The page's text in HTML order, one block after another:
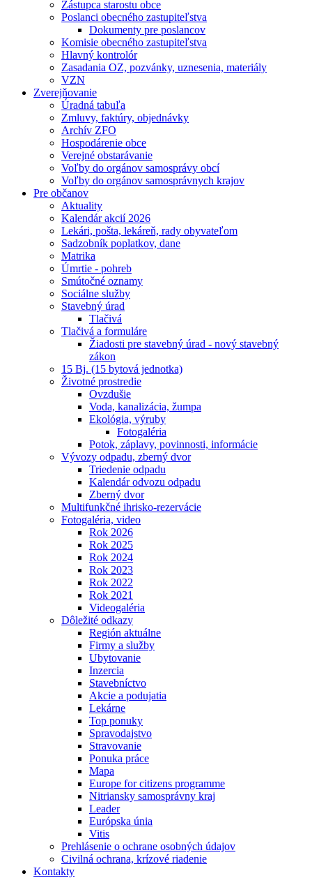
Zástupca starostu obce
Poslanci obecného zastupiteľstva
Dokumenty pre poslancov
Komisie obecného zastupiteľstva
Hlavný kontrolór
Zasadania OZ, pozvánky, uznesenia, materiály
VZN
Zverejňovanie
Úradná tabuľa
Zmluvy, faktúry, objednávky
Archív ZFO
Hospodárenie obce
Verejné obstarávanie
Voľby do orgánov samosprávy obcí
Voľby do orgánov samosprávnych krajov
Pre občanov
Aktuality
Kalendár akcií 2026
Lekári, pošta, lekáreň, rady obyvateľom
Sadzobník poplatkov, dane
Matrika
Úmrtie - pohreb
Smútočné oznamy
Sociálne služby
Stavebný úrad
Tlačivá
Tlačivá a formuláre
Žiadosti pre stavebný úrad - nový stavebný
zákon
15 Bj. (15 bytová jednotka)
Životné prostredie
Ovzdušie
Voda, kanalizácia, žumpa
Ekológia, výruby
Fotogaléria
Potok, záplavy, povinnosti, informácie
Vývozy odpadu, zberný dvor
Triedenie odpadu
Kalendár odvozu odpadu
Zberný dvor
Multifunkčné ihrisko-rezervácie
Fotogaléria, video
Rok 2026
Rok 2025
Rok 2024
Rok 2023
Rok 2022
Rok 2021
Videogaléria
Dôležité odkazy
Región aktuálne
Firmy a služby
Ubytovanie
Inzercia
Stavebníctvo
Akcie a podujatia
Lekárne
Top ponuky
Spravodajstvo
Stravovanie
Ponuka práce
Mapa
Europe for citizens programme
Nitriansky samosprávny kraj
Leader
Európska únia
Vitis
Prehlásenie o ochrane osobných údajov
Civilná ochrana, krízové riadenie
Kontakty